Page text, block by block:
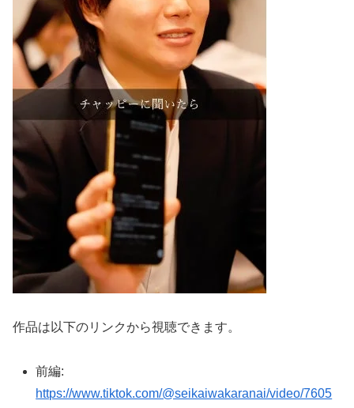
作品は以下のリンクから視聴できます。
前編:
https://www.tiktok.com/@seikaiwakaranai/video/7605